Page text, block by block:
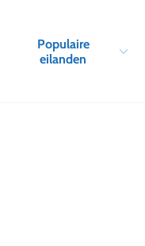
Populaire
eilanden